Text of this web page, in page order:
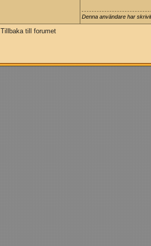
Denna användare har
Tillbaka till forumet